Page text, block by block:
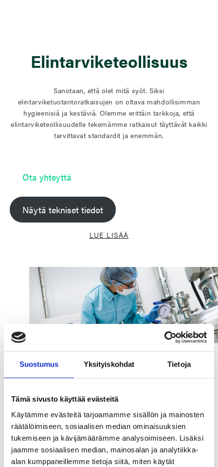
Suostumus Yksityiskohdat Tietoja
Tämä sivusto käyttää evästeitä
Käytämme evästeitä tarjoamamme sisällön ja mainosten
räätälöimiseen, sosiaalisen median ominaisuuksien
tukemiseen ja kävijämäärämme analysoimiseen. Lisäksi
jaamme sosiaalisen median, mainosalan ja analytiikka-
alan kumppaneillemme tietoja siitä, miten käytät
Elintarviketeollisuus
Sanotaan, että olet mitä syöt. Siksi
elintarviketuotantoratkaisujen on oltava mahdollisimman
hygieenisiä ja kestäviä. Olemme erittäin tarkkoja, että
elintarviketeollisuudelle tekemämme ratkaisut täyttävät kaikki
tarvittavat standardit ja enemmän.
Ota yhteyttä
Näytä tekniset tiedot
LUE LISÄÄ
Elintarviketuotantoratkaisujen
on oltava mahdollisimman
hygieenisiä ja kestäviä.